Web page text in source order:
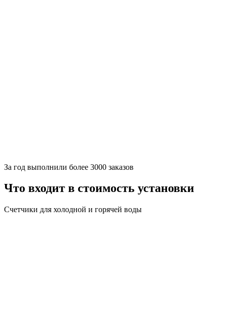
За год выполнили более 3000 заказов
Что входит в стоимость установки
Счетчики для холодной и горячей воды